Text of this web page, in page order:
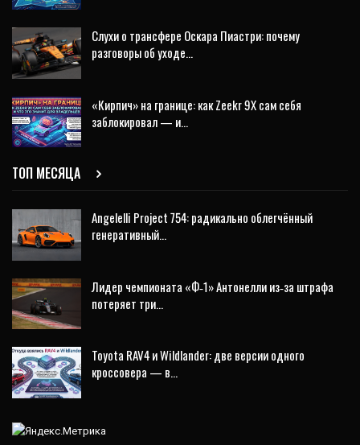
Слухи о трансфере Оскара Пиастри: почему
разговоры об уходе…
«Кирпич» на границе: как Zeekr 9X сам себя
заблокировал — и…
ТОП МЕСЯЦА
Angelelli Project 754: радикально облегчённый
генеративный…
Лидер чемпионата «Ф‑1» Антонелли из‑за штрафа
потеряет три…
Toyota RAV4 и Wildlander: две версии одного
кроссовера — в…